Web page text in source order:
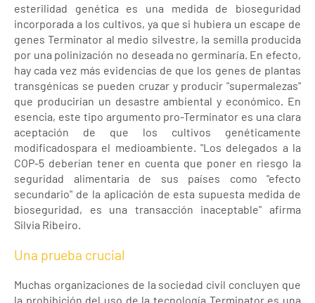
esterilidad genética es una medida de bioseguridad
incorporada a los cultivos, ya que si hubiera un escape de
genes Terminator al medio silvestre, la semilla producida
por una polinización no deseada no germinaría. En efecto,
hay cada vez más evidencias de que los genes de plantas
transgénicas se pueden cruzar y producir "supermalezas"
que producirían un desastre ambiental y económico. En
esencia, este tipo argumento pro-Terminator es una clara
aceptación de que los cultivos genéticamente
modificadospara el medioambiente. "Los delegados a la
COP-5 deberían tener en cuenta que poner en riesgo la
seguridad alimentaria de sus países como "efecto
secundario" de la aplicación de esta supuesta medida de
bioseguridad, es una transacción inaceptable" afirma
Silvia Ribeiro.
Una prueba crucial
Muchas organizaciones de la sociedad civil concluyen que
la prohibición del uso de la tecnología Terminator es una